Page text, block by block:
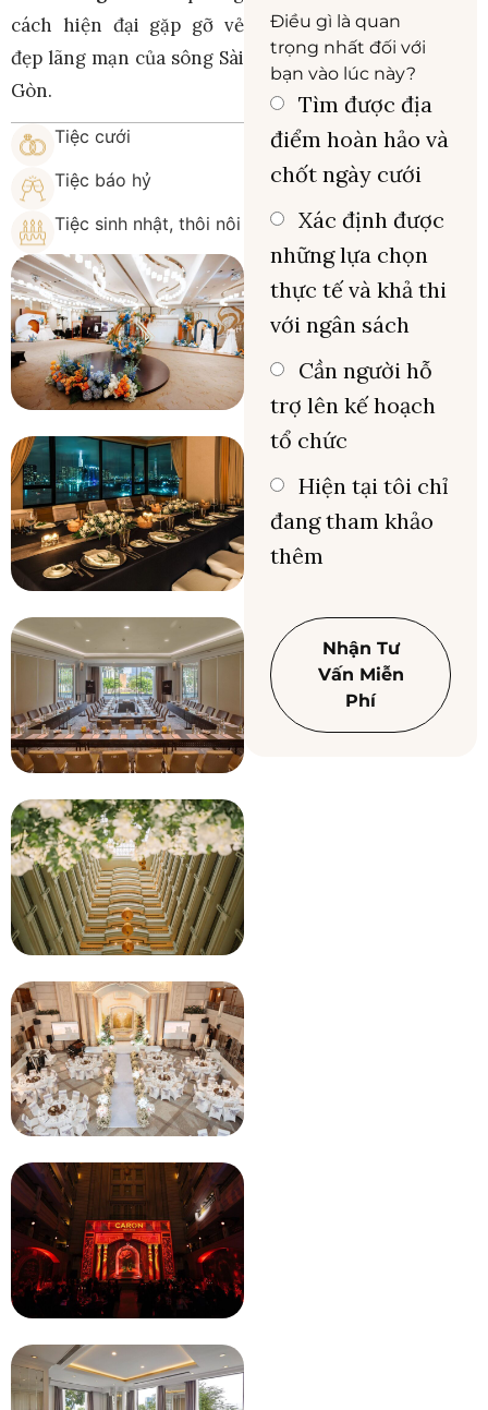
cách hiện đại gặp gỡ vẻ
đẹp lãng mạn của sông Sài
Gòn.
Tiệc cưới
Tiệc báo hỷ
Tiệc sinh nhật, thôi nôi
Điều gì là quan
trọng nhất đối với
bạn vào lúc này?
Tìm được địa
điểm hoàn hảo và
chốt ngày cưới
Xác định được
những lựa chọn
thực tế và khả thi
với ngân sách
Cần người hỗ
trợ lên kế hoạch
tổ chức
Hiện tại tôi chỉ
đang tham khảo
thêm
Nhận Tư
Vấn Miễn
Phí